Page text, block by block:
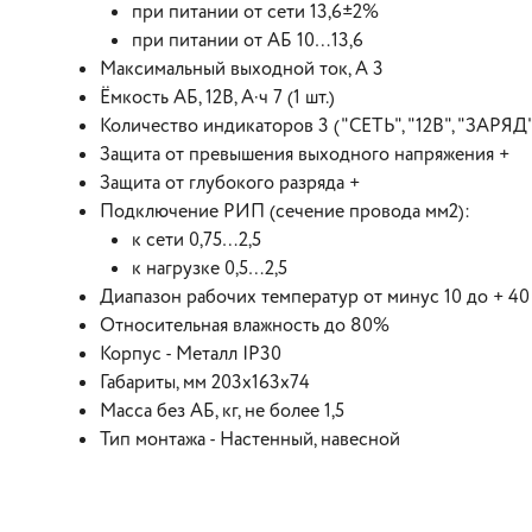
при питании от сети 13,6±2%
при питании от АБ 10…13,6
Максимальный выходной ток, А 3
Ёмкость АБ, 12В, А·ч 7 (1 шт.)
Количество индикаторов 3 ("СЕТЬ", "12В",
Защита от превышения выходного напряжения +
Защита от глубокого разряда +
Подключение РИП (сечение провода мм2):
к сети 0,75…2,5
к нагрузке 0,5…2,5
Диапазон рабочих температур от минус 10 до + 40
Относительная влажность до 80%
Корпус - Металл IP30
Габариты, мм 203х163х74
Масса без АБ, кг, не более 1,5
Тип монтажа - Настенный, навесной